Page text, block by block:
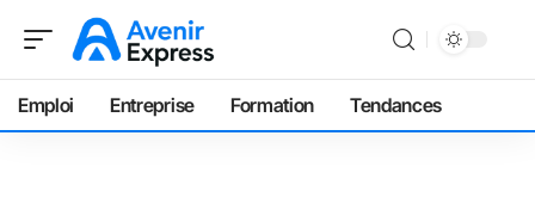
Emploi Entreprise Formation Tendances